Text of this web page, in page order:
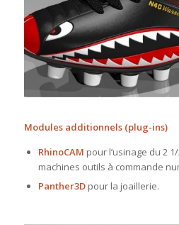
Modules additionnels (plug-ins)
RhinoCAM pour l’usinage du 2
machines outils à commande
Panther3Dpour la joaillerie.